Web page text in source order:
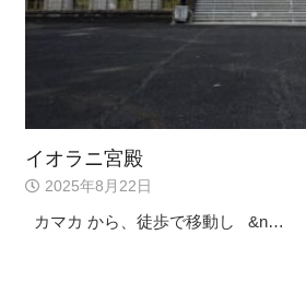
イオラニ宮殿
2025年8月22日
カマカ から、徒歩で移動し &n…